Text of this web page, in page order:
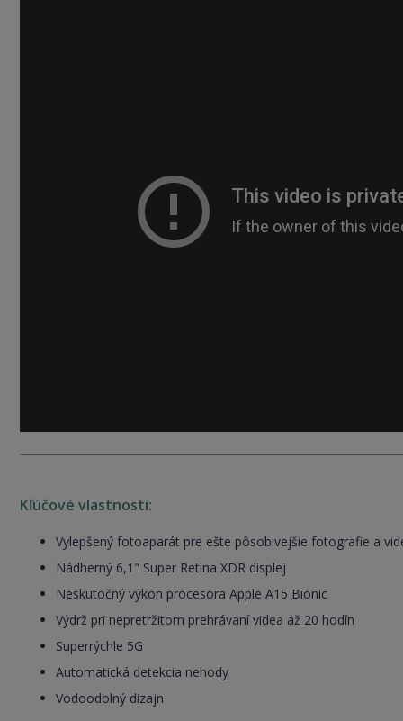
Kľúčové vlastnosti:
Vylepšený fotoaparát pre ešte pôsobivejšie fotografie a
Nádherný 6,1" Super Retina XDR displej
Neskutočný výkon procesora Apple A15 Bionic
Výdrž pri nepretržitom prehrávaní videa až 20 hodín
Superrýchle 5G
Automatická detekcia nehody
Vodoodolný dizajn